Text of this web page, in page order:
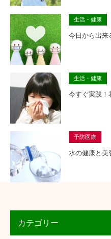
生活・健康
今日から出来
生活・健康
今すぐ実践！
予防医療
水の健康と美
カテゴリー